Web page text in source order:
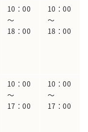
10：00
～
18：00
10：00
～
18：00
10：00
～
17：00
10：00
～
17：00